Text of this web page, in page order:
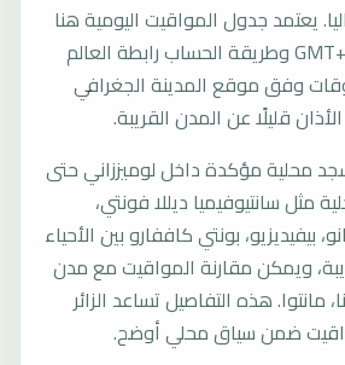
يعتمد جدول المواقيت اليومية هنا
على التوقيت المحلي GMT+2 وطريقة الحساب رابطة العالم
وفق موقع المدينة الجغرافي
قليلًا عن المدن القريبة.
محلية مؤكدة داخل لوميززاني حتى
مثل سانتيوفيميا ديللا فونتي،
بيفيديزيو، بونتي كاففارو بين الأحياء
ويمكن مقارنة المواقيت مع مدن
مانتوا. هذه التفاصيل تساعد الزائر
ضمن سياق محلي أوضح.